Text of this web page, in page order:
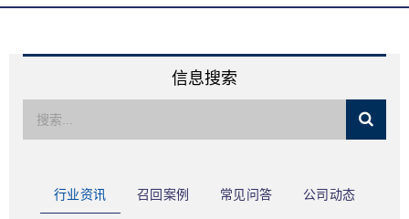
限公司
信息搜索
行业资讯 召回案例 常见问答 公司动态